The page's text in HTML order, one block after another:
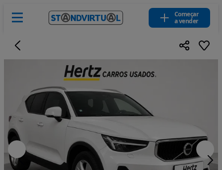
Começar
a vender